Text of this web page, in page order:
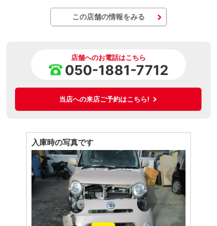
この店舗の情報をみる
店舗へのお電話はこちら
050-1881-7712
当店への来店ご予約はこちら!
入庫時の写真です